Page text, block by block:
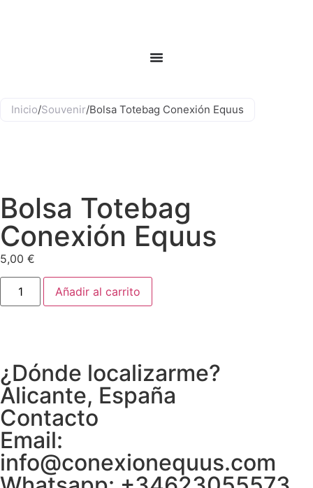
Inicio/Souvenir/Bolsa Totebag Conexión Equus
Bolsa Totebag
Conexión Equus
5,00 €
Añadir al carrito
¿Dónde localizarme?
Alicante, España
Contacto
Email:
info@conexionequus.com